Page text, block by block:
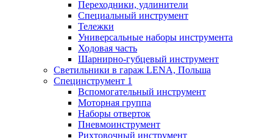
Переходники, удлинители
Специальный инструмент
Тележки
Универсальные наборы инструмента
Ходовая часть
Шарнирно-губцевый инструмент
Светильники в гараж LENA, Польша
Специнструмент 1
Вспомогательный инструмент
Моторная группа
Наборы отверток
Пневмоинструмент
Рихтовочный инструмент